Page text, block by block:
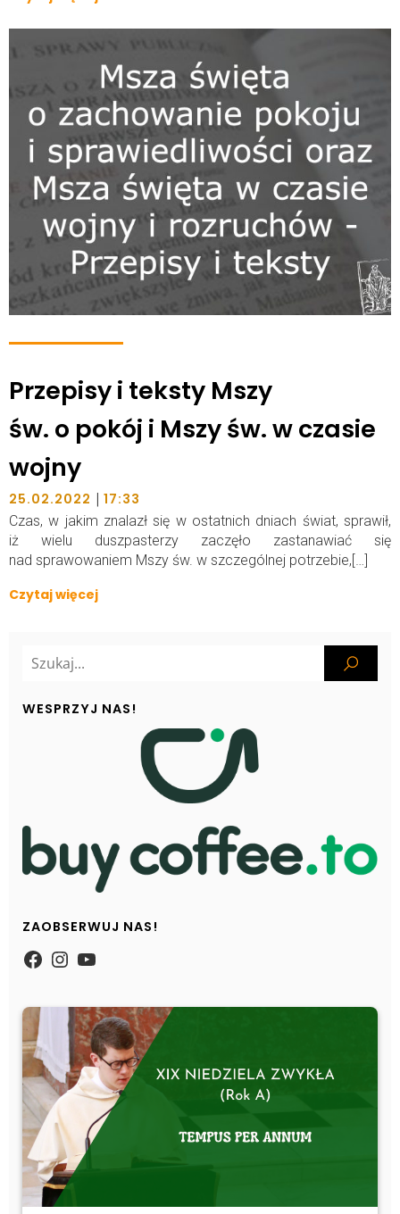
Przepisy i teksty Mszy
św. o pokój i Mszy św. w czasie
wojny
25.02.2022 | 17:33
Czas, w jakim znalazł się w ostatnich dniach świat, sprawił,
iż wielu duszpasterzy zaczęło zastanawiać się
nad sprawowaniem Mszy św. w szczególnej potrzebie,[…]
Czytaj więcej
WESPRZYJ NAS!
ZAOBSERWUJ NAS!
https://www.facebook.com/
Instagram
YouTube